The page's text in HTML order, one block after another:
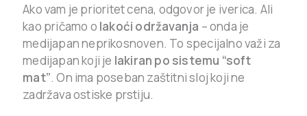
Ako vam je prioritet cena, odgovor je iverica. Ali
kao pričamo o lakoći održavanja – onda je
medijapan neprikosnoven. To specijalno važi za
medijapan koji je lakiran po sistemu “soft
mat”. On ima poseban zaštitni sloj koji ne
zadržava ostiske prstiju.